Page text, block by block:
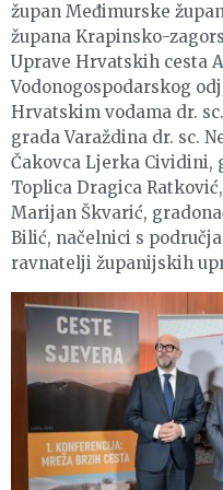
župan Međimurske
župana Krapinsko-
Uprave Hrvatskih cesta
Vodonogospodarskog
Hrvatskim vodama dr.
grada Varaždina dr. sc.
Čakovca Ljerka Cividini,
Toplica Dragica
Marijan Škvarić,
Bilić, načelnici s
ravnatelji županijskih